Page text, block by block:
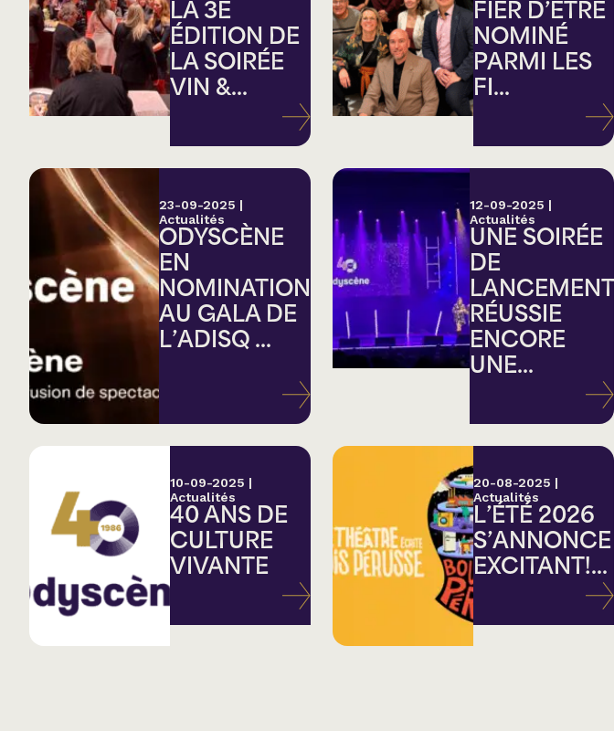
LA 3E
ÉDITION DE
LA SOIRÉE
VIN &...
FIER D’ÊTRE
NOMINÉ
PARMI LES
FI...
23-09-2025 |
Actualités
ODYSCÈNE
EN
NOMINATION
AU GALA DE
L’ADISQ ...
12-09-2025 |
Actualités
UNE SOIRÉE
DE
LANCEMENT
RÉUSSIE
ENCORE
UNE...
10-09-2025 |
Actualités
40 ANS DE
CULTURE
VIVANTE
20-08-2025 |
Actualités
L’ÉTÉ 2026
S’ANNONCE
EXCITANT!...